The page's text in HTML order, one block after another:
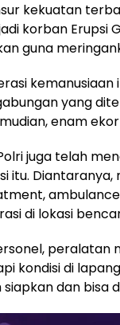
kekuatan
korban Erupsi
guna
yang
enam
juga telah
itu.
di lokasi
peralatan
kondisi di
dan bisa